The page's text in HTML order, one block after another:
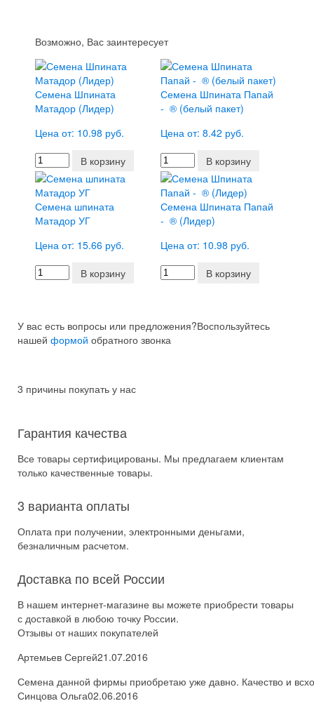
Возможно, Вас заинтересует
Семена Шпината
Матадор (Лидер)
Цена от: 10.98 руб.
В корзину
Семена Шпината Папай
- ® (белый пакет)
Цена от: 8.42 руб.
В корзину
Семена шпината
Матадор УГ
Цена от: 15.66 руб.
В корзину
Семена Шпината Папай
- ® (Лидер)
Цена от: 10.98 руб.
В корзину
У вас есть вопросы или предложения?Воспользуйтесь
нашей формой обратного звонка
3 причины покупать у нас
Гарантия качества
Все товары сертифицированы. Мы предлагаем клиентам
только качественные товары.
3 варианта оплаты
Оплата при получении, электронными деньгами,
безналичным расчетом.
Доставка по всей России
В нашем интернет-магазине вы можете приобрести товары
с доставкой в любою точку России.
Отзывы от наших покупателей
Артемьев Сергей21.07.2016
Семена данной фирмы приобретаю уже давно. Качество и
Синцова Ольга02.06.2016